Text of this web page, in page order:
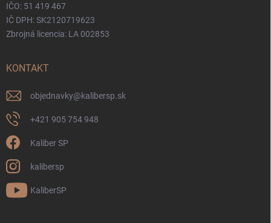
IČO: 51 419 467
IČ DPH: SK2120719623
Zbrojná licencia: LA 002853
KONTAKT
objednavky@kalibersp.sk
+421 905 754 948
Kaliber SP
kalibersp
KaliberSP